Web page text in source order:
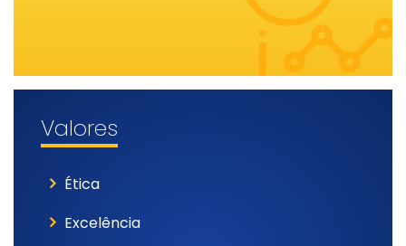
Valores
Ética
Excelência